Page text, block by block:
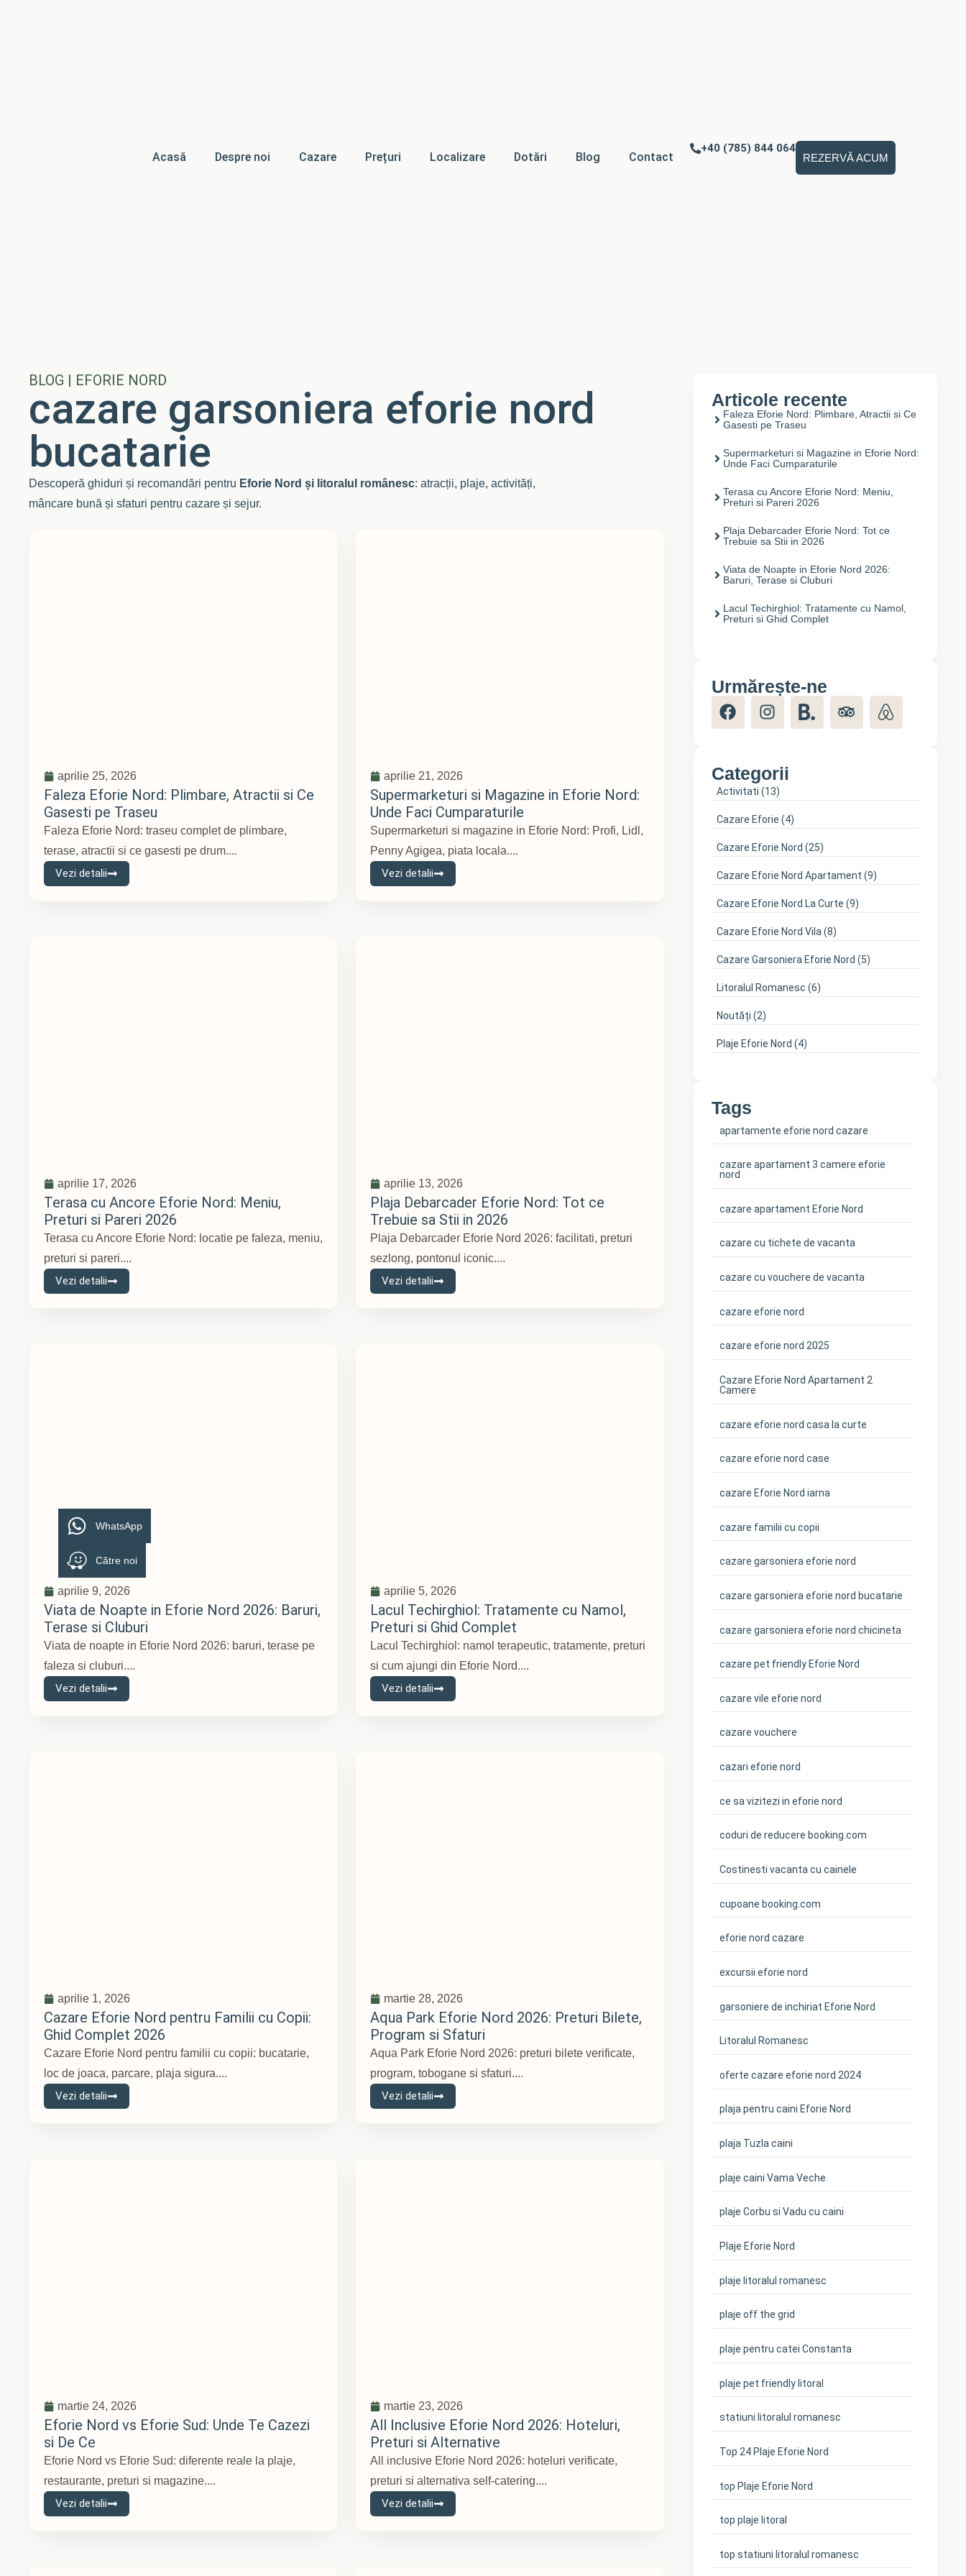
Acasă Despre noi Cazare Prețuri Localizare Dotări Blog Contact
+40 (785) 844 064
REZERVĂ ACUM
BLOG | EFORIE NORD
cazare garsoniera eforie nord
bucatarie
Descoperă ghiduri și recomandări pentru Eforie Nord și litoralul românesc: atracții, plaje, activități,
mâncare bună și sfaturi pentru cazare și sejur.
aprilie 25, 2026
Faleza Eforie Nord: Plimbare, Atractii si Ce
Gasesti pe Traseu
Faleza Eforie Nord: traseu complet de plimbare,
terase, atractii si ce gasesti pe drum....
Vezi detalii
aprilie 21, 2026
Supermarketuri si Magazine in Eforie Nord:
Unde Faci Cumparaturile
Supermarketuri si magazine in Eforie Nord: Profi, Lidl,
Penny Agigea, piata locala....
Vezi detalii
aprilie 17, 2026
Terasa cu Ancore Eforie Nord: Meniu,
Preturi si Pareri 2026
Terasa cu Ancore Eforie Nord: locatie pe faleza, meniu,
preturi si pareri....
Vezi detalii
aprilie 13, 2026
Plaja Debarcader Eforie Nord: Tot ce
Trebuie sa Stii in 2026
Plaja Debarcader Eforie Nord 2026: facilitati, preturi
sezlong, pontonul iconic....
Vezi detalii
aprilie 9, 2026
Viata de Noapte in Eforie Nord 2026: Baruri,
Terase si Cluburi
Viata de noapte in Eforie Nord 2026: baruri, terase pe
faleza si cluburi....
Vezi detalii
aprilie 5, 2026
Lacul Techirghiol: Tratamente cu Namol,
Preturi si Ghid Complet
Lacul Techirghiol: namol terapeutic, tratamente, preturi
si cum ajungi din Eforie Nord....
Vezi detalii
aprilie 1, 2026
Cazare Eforie Nord pentru Familii cu Copii:
Ghid Complet 2026
Cazare Eforie Nord pentru familii cu copii: bucatarie,
loc de joaca, parcare, plaja sigura....
Vezi detalii
martie 28, 2026
Aqua Park Eforie Nord 2026: Preturi Bilete,
Program si Sfaturi
Aqua Park Eforie Nord 2026: preturi bilete verificate,
program, tobogane si sfaturi....
Vezi detalii
martie 24, 2026
Eforie Nord vs Eforie Sud: Unde Te Cazezi
si De Ce
Eforie Nord vs Eforie Sud: diferente reale la plaje,
restaurante, preturi si magazine....
Vezi detalii
martie 23, 2026
All Inclusive Eforie Nord 2026: Hoteluri,
Preturi si Alternative
All inclusive Eforie Nord 2026: hoteluri verificate,
preturi si alternativa self-catering....
Vezi detalii
Articole recente
Faleza Eforie Nord: Plimbare, Atractii si Ce
Gasesti pe Traseu
Supermarketuri si Magazine in Eforie Nord:
Unde Faci Cumparaturile
Terasa cu Ancore Eforie Nord: Meniu,
Preturi si Pareri 2026
Plaja Debarcader Eforie Nord: Tot ce
Trebuie sa Stii in 2026
Viata de Noapte in Eforie Nord 2026:
Baruri, Terase si Cluburi
Lacul Techirghiol: Tratamente cu Namol,
Preturi si Ghid Complet
Urmărește-ne
Categorii
Activitati (13)
Cazare Eforie (4)
Cazare Eforie Nord (25)
Cazare Eforie Nord Apartament (9)
Cazare Eforie Nord La Curte (9)
Cazare Eforie Nord Vila (8)
Cazare Garsoniera Eforie Nord (5)
Litoralul Romanesc (6)
Noutăți (2)
Plaje Eforie Nord (4)
Tags
apartamente eforie nord cazare
cazare apartament 3 camere eforie
nord
cazare apartament Eforie Nord
cazare cu tichete de vacanta
cazare cu vouchere de vacanta
cazare eforie nord
cazare eforie nord 2025
Cazare Eforie Nord Apartament 2
Camere
cazare eforie nord casa la curte
cazare eforie nord case
cazare Eforie Nord iarna
cazare familii cu copii
cazare garsoniera eforie nord
cazare garsoniera eforie nord bucatarie
cazare garsoniera eforie nord chicineta
cazare pet friendly Eforie Nord
cazare vile eforie nord
cazare vouchere
cazari eforie nord
ce sa vizitezi in eforie nord
coduri de reducere booking.com
Costinesti vacanta cu cainele
cupoane booking.com
eforie nord cazare
excursii eforie nord
garsoniere de inchiriat Eforie Nord
Litoralul Romanesc
oferte cazare eforie nord 2024
plaja pentru caini Eforie Nord
plaja Tuzla caini
plaje caini Vama Veche
plaje Corbu si Vadu cu caini
Plaje Eforie Nord
plaje litoralul romanesc
plaje off the grid
plaje pentru catei Constanta
plaje pet friendly litoral
statiuni litoralul romanesc
Top 24 Plaje Eforie Nord
top Plaje Eforie Nord
top plaje litoral
top statiuni litoralul romanesc
WhatsApp
Către noi